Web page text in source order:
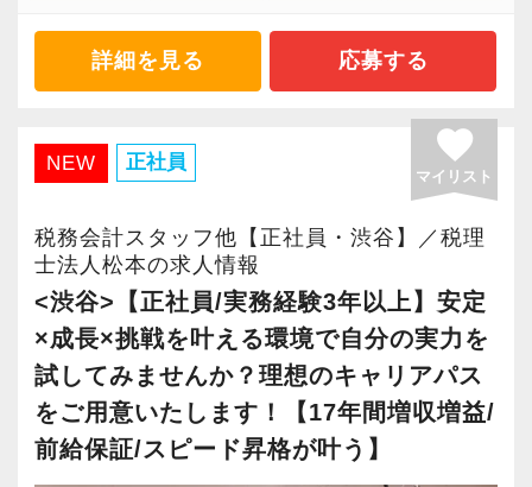
2021年6月に「渋谷オフィス」を新設し、その
後「新宿オフィス」「大阪オフィス」「錦糸町
さらに2022年12月には「柏オフィス」を開設
し、2025年には大阪オフィスを増床するなど、
事業拡大を続けています。
安定性抜群の環境で自己成長を実現できます。
社員の持つ「やる・やりたい」という気持ちを
大事にしているため、資格を持っていなくて
も、スピーディーなキャリアアップが可能で
す！
詳細を見る 応募する
NEW 正社員 favorite
マイリスト
税務会計スタッフ他【正社員・渋谷】／税理
士法人松本の求人情報
<渋谷>【正社員/実務経験3年以上】安定
×成長×挑戦を叶える環境で自分の実力を
試してみませんか？理想のキャリアパス
をご用意いたします！【17年間増収増益/
前給保証/スピード昇格が叶う】